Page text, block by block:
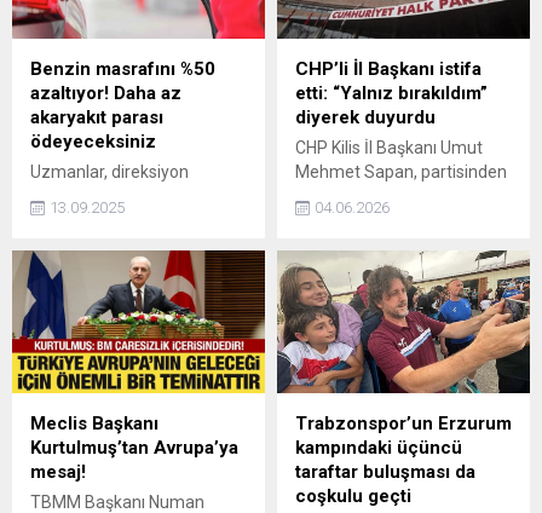
uzanan başarı hikayeleriyle
dikkati çekiyor.
Benzin masrafını %50
azaltıyor! Daha az
akaryakıt parası
ödeyeceksiniz
Uzmanlar, direksiyon
rahatlamaya yarayacak bir
ama etkili yöntem
sayesinde akaryakıt
tüketiminizi önemli ölçüde
azaltabilir ve benzin
masraflarınızı yarı yarıya
indirebilirsiniz.
13.09.2025
CHP’li İl Başkanı istifa
etti: “Yalnız bırakıldım”
diyerek duyurdu
CHP Kilis İl Başkanı Umut
Mehmet Sapan, partisinden
İstanbul merkezli
tutuklandıktan sonra tahliye
edilen Sapan, yaşadığı
süreçte genel merkez
tarafından yalnız
bırakıldığını ileri sürdü.
04.06.2026
Meclis Başkanı
Kurtulmuş’tan Avrupa’ya
mesaj!
TBMM Başkanı Numan
Trabzonspor’un Erzurum
kampındaki üçüncü
taraftar buluşması da
coşkulu geçti